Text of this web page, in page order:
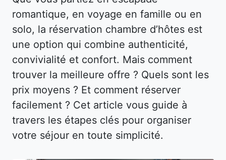
romantique, en voyage en famille ou en
solo, la réservation chambre d’hôtes est
une option qui combine authenticité,
convivialité et confort. Mais comment
trouver la meilleure offre ? Quels sont les
prix moyens ? Et comment réserver
facilement ? Cet article vous guide à
travers les étapes clés pour organiser
votre séjour en toute simplicité.